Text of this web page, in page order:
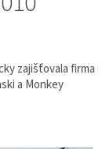
zajišťovala firma
a Monkey